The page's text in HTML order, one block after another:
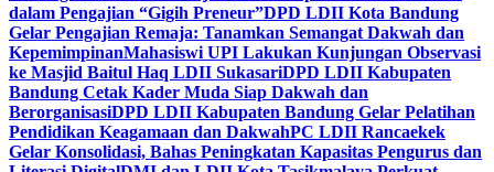
dalam Pengajian “Gigih Preneur”DPD LDII Kota Bandung
Gelar Pengajian Remaja: Tanamkan Semangat Dakwah dan
KepemimpinanMahasiswi UPI Lakukan Kunjungan Observasi
ke Masjid Baitul Haq LDII SukasariDPD LDII Kabupaten
Bandung Cetak Kader Muda Siap Dakwah dan
BerorganisasiDPD LDII Kabupaten Bandung Gelar Pelatihan
Pendidikan Keagamaan dan DakwahPC LDII Rancaekek
Gelar Konsolidasi, Bahas Peningkatan Kapasitas Pengurus dan